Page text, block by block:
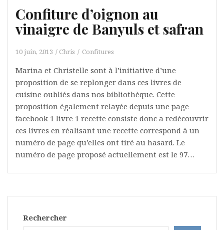
Confiture d’oignon au
vinaigre de Banyuls et safran
10 juin, 2013 Chris Confitures
Marina et Christelle sont à l’initiative d’une
proposition de se replonger dans ces livres de
cuisine oubliés dans nos bibliothèque. Cette
proposition également relayée depuis une page
facebook 1 livre 1 recette consiste donc a redécouvrir
ces livres en réalisant une recette correspond à un
numéro de page qu’elles ont tiré au hasard. Le
numéro de page proposé actuellement est le 97…
Rechercher